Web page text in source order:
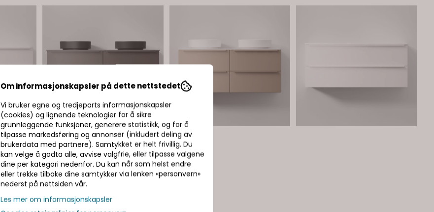
Om informasjonskapsler på dette nettstedet
Vi bruker egne og tredjeparts informasjonskapsler
(cookies) og lignende teknologier for å sikre
grunnleggende funksjoner, generere statistikk, og for å
tilpasse markedsføring og annonser (inkludert deling av
brukerdata med partnere). Samtykket er helt frivillig. Du
kan velge å godta alle, avvise valgfrie, eller tilpasse valgene
dine per kategori nedenfor. Du kan når som helst endre
eller trekke tilbake dine samtykker via lenken «personvern»
nederst på nettsiden vår.
Les mer om informasjonskapsler